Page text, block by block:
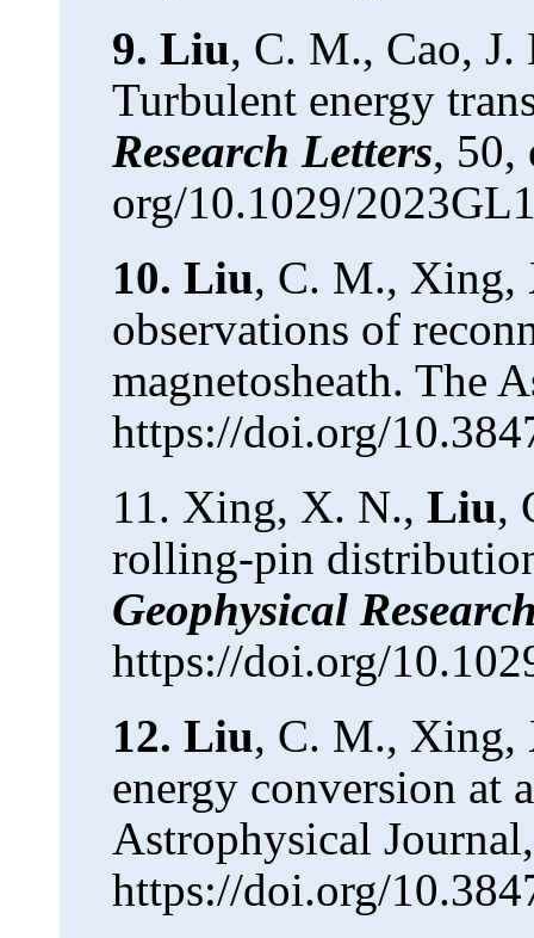
9. Liu, C. M., Cao,
Turbulent energy
Research Letters, 50,
org/10.1029/
10. Liu, C. M., Xing,
observations of
magnetosheath. The
https://doi.org/
11. Xing, X. N., Liu,
rolling-pin
Geophysical
https://doi.org/
12. Liu, C. M., Xing,
energy conversion at
Astrophysical
https://doi.org/